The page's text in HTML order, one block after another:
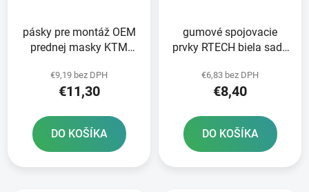
pásky pre montáž OEM
prednej masky KTM
RTECH
€9,19 bez DPH
€11,30
DO KOŠÍKA
gumové spojovacie
prvky RTECH biela sada
€6,83 bez DPH
€8,40
DO KOŠÍKA